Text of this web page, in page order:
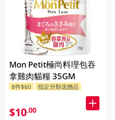
Mon Petit極尚料理包吞
拿雞肉貓糧 35GM
8件$60 指定分類送贈品
$10.00